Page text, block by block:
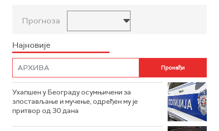
Прогноза
Најновије
Ухапшен у Београду осумњичени за
злостављање и мучење, одређен му је
притвор од 30 дана